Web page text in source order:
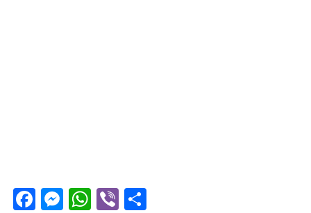
Facebook
Messenger
WhatsApp
Viber